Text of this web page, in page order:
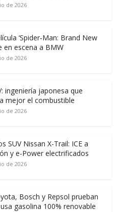
de 2026
‘Spider‑Man: Brand New
en escena a BMW
de 2026
ingeniería japonesa que
mejor el combustible
de 2026
SUV Nissan X-Trail: ICE a
y e-Power electrificados
de 2026
Bosch y Repsol prueban
gasolina 100% renovable